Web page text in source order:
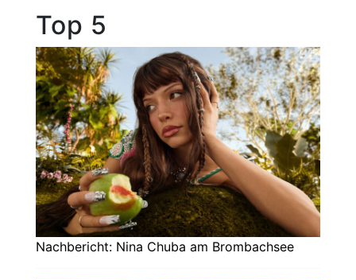
Top 5
Nachbericht: Nina Chuba am Brombachsee